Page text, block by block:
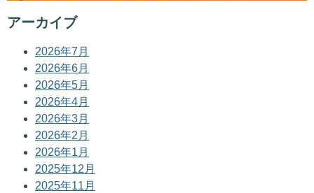
アーカイブ
2026年7月
2026年6月
2026年5月
2026年4月
2026年3月
2026年2月
2026年1月
2025年12月
2025年11月